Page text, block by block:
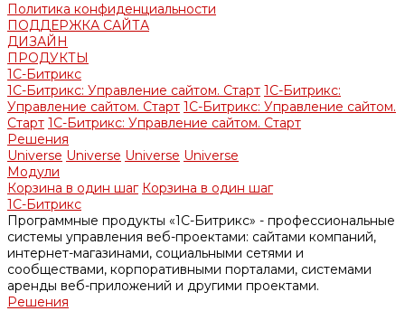
Политика конфиденциальности
ПОДДЕРЖКА САЙТА
ДИЗАЙН
ПРОДУКТЫ
1С-Битрикс
1С-Битрикс: Управление сайтом. Старт 1С-Битрикс:
Управление сайтом. Старт 1С-Битрикс: Управление сайтом.
Старт 1С-Битрикс: Управление сайтом. Старт
Решения
Universe Universe Universe Universe
Модули
Корзина в один шаг Корзина в один шаг
1С-Битрикс
Программные продукты «1С-Битрикс» - профессиональные
системы управления веб-проектами: сайтами компаний,
интернет-магазинами, социальными сетями и
сообществами, корпоративными порталами, системами
аренды веб-приложений и другими проектами.
Решения